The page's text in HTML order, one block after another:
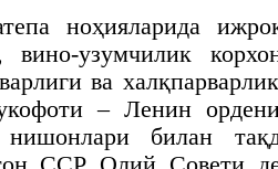
ноҳияларида
вино-узумчилик
ва
– Ленин
билан